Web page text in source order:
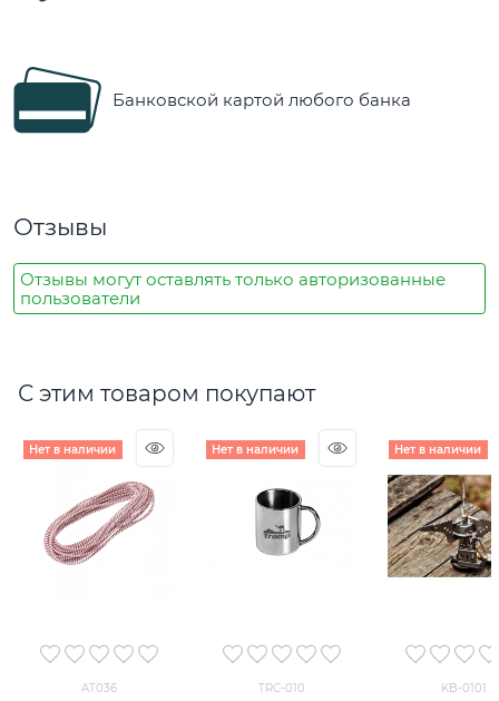
Банковской картой любого банка
Отзывы
Отзывы могут оставлять только авторизованные
пользователи
С этим товаром покупают
Нет в наличии
AT036
Нет в наличии
TRC-010
Нет в наличии
KB-0101